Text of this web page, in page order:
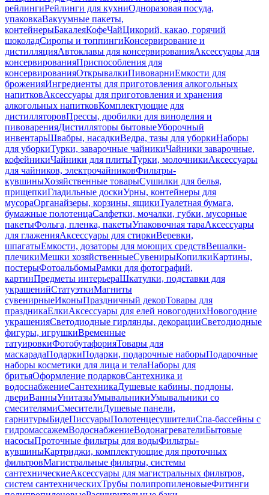
рейлингиРейлинги для кухниОдноразовая посуда,
упаковкаВакуумные пакеты,
контейнерыБакалеяКофеЧайЦикорий, какао, горячий
шоколадСиропы и топпингиКонсервирование и
дистилляцияАвтоклавы для консервированияАксессуары для
консервированияПриспособления для
консервированияОткрывалкиПивоварниЕмкости для
броженияИнгредиенты для приготовления алкогольных
напитковАксессуары для приготовления и хранения
алкогольных напитковКомплектующие для
дистилляторовПрессы, дробилки для виноделия и
пивоваренияДистилляторы бытовыеУборочный
инвентарьШвабры, насадкиВедра, тазы для уборкиНаборы
для уборкиТурки, заварочные чайникиЧайники заварочные,
кофейникиЧайники для плитыТурки, молочникиАксессуары
для чайников, электрочайниковФильтры-
кувшиныХозяйственные товарыСушилки для белья,
прищепкиГладильные доскиУрны, контейнеры для
мусораОрганайзеры, корзины, ящикиТуалетная бумага,
бумажные полотенцаСалфетки, мочалки, губки, мусорные
пакетыФольга, пленка, пакетыУпаковочная тараАксессуары
для глаженияАксессуары для стиркиВеревки,
шпагатыЕмкости, дозаторы для моющих средствВешалки-
плечикиМешки хозяйственныеСувенирыКопилкиКартины,
постерыФотоальбомыРамки для фотографий,
картинПредметы интерьераШкатулки, подставки для
украшенийСтатуэткиМагниты
сувенирныеИконыПраздничный декорТовары для
праздникаЕлкиАксессуары для елей новогоднихНовогодние
украшенияСветодиодные гирлянды, декорацииСветодиодные
фигуры, игрушкиВременные
татуировкиФотобутафорияТовары для
маскарадаПодаркиПодарки, подарочные наборыПодарочные
наборы косметики для лица и телаНаборы для
бритьяОформление подарковСантехника и
водоснабжениеСантехникаДушевые кабины, поддоны,
двериВанныУнитазыУмывальникиУмывальники со
смесителямиСмесителиДушевые панели,
гарнитурыБидеПиссуарыПолотенцесушителиСпа-бассейны с
гидромассажемВодоснабжениеВодонагревателиБытовые
насосыПроточные фильтры для водыФильтры-
кувшиныКартриджи, комплектующие для проточных
фильтровМагистральные фильтры, системы
сантехническиеАксессуары для магистральных фильтров,
систем сантехническихТрубы полипропиленовыеФитинги